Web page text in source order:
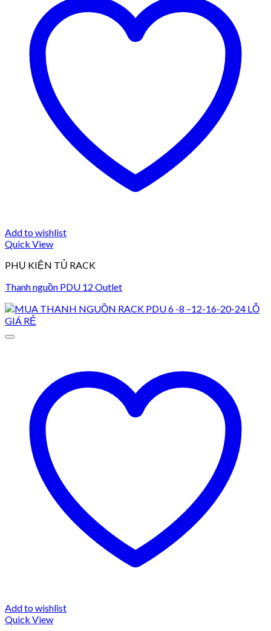
Add to wishlist
Quick View
PHỤ KIỆN TỦ RACK
Thanh nguồn PDU 12 Outlet
Add to wishlist
Quick View